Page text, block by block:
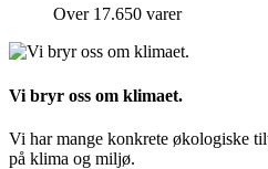
Over 17.650 varer
Vi bryr oss om klimaet.
Vi har mange konkrete økologiske
på klima og miljø.